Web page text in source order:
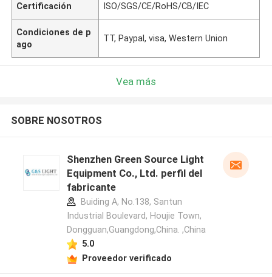
Certificación ISO/SGS/CE/RoHS/CB/IEC
Condiciones de p
ago
TT, Paypal, visa, Western Union
Vea más
SOBRE NOSOTROS
Shenzhen Green Source Light
Equipment Co., Ltd. perfil del
fabricante
Buiding A, No.138, Santun
Industrial Boulevard, Houjie Town,
Dongguan,Guangdong,China. ,China
5.0
Proveedor verificado